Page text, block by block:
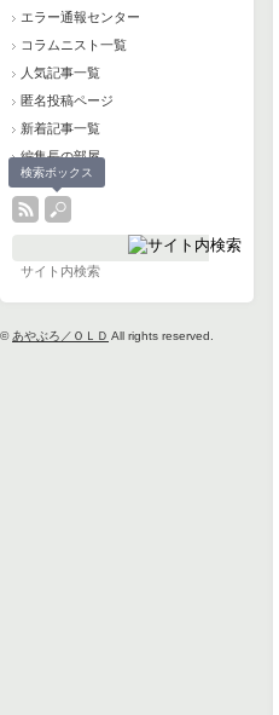
エラー通報センター
コラムニスト一覧
人気記事一覧
匿名投稿ページ
新着記事一覧
編集長の部屋
検索ボックス
© あやぶろ／ＯＬＤ All rights reserved.